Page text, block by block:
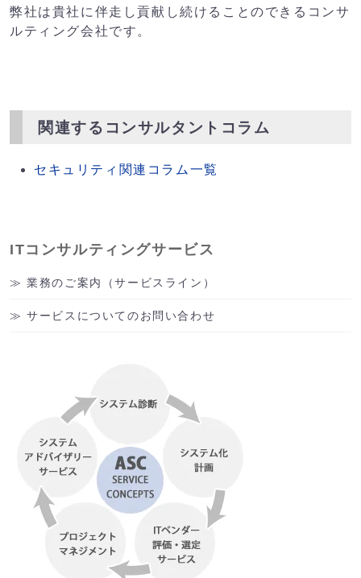
弊社は貴社に伴走し貢献し続けることのできるコンサ
ルティング会社です。
関連するコンサルタントコラム
セキュリティ関連コラム一覧
ITコンサルティングサービス
業務のご案内（サービスライン）
サービスについてのお問い合わせ